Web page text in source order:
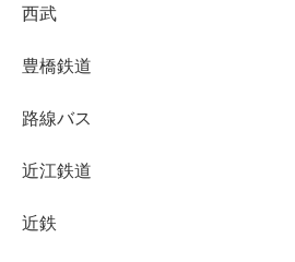
西武
豊橋鉄道
路線バス
近江鉄道
近鉄